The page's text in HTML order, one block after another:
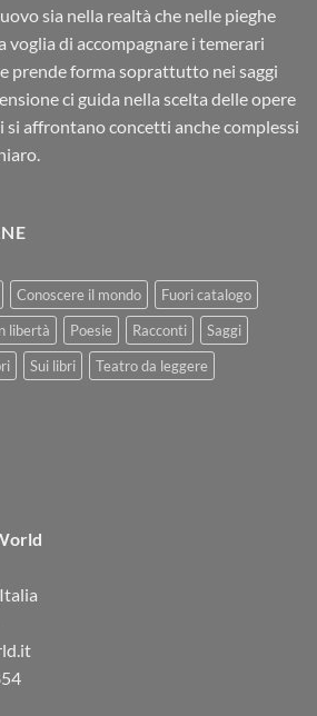
sia nella realtà che nelle pieghe
voglia di accompagnare i temerari
prende forma soprattutto nei saggi
ci guida nella scelta delle opere
affrontano concetti anche complessi
Conoscere il mondo
Fuori catalogo
libertà Poesie Racconti
Saggi
Sui libri
Teatro da leggere